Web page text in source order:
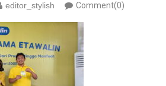
editor_stylish Comment(0)